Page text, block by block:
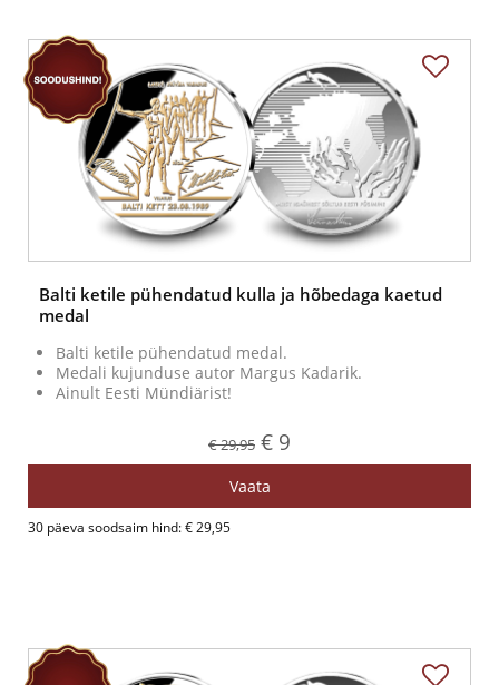
Balti ketile pühendatud kulla ja hõbedaga kaetud
medal
Balti ketile pühendatud medal.
Medali kujunduse autor Margus Kadarik.
Ainult Eesti Mündiärist!
€ 29,95 € 9
Vaata
30 päeva soodsaim hind: € 29,95